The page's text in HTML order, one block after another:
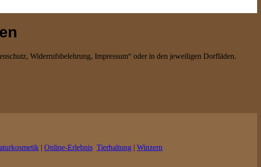
Widerrufsbelehrung, Impressum“ oder in den jeweiligen Dorfläden.
| Online-Erlebnis Tierhaltung | Winzern